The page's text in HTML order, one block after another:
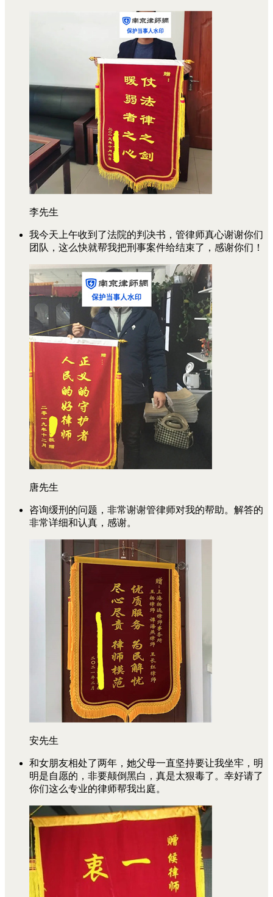
李先生
我今天上午收到了法院的判决书，管律师真心谢谢你们
团队，这么快就帮我把刑事案件给结束了，感谢你们！
唐先生
咨询缓刑的问题，非常谢谢管律师对我的帮助。解答的
非常详细和认真，感谢。
安先生
和女朋友相处了两年，她父母一直坚持要让我坐牢，明
明是自愿的，非要颠倒黑白，真是太狠毒了。幸好请了
你们这么专业的律师帮我出庭。